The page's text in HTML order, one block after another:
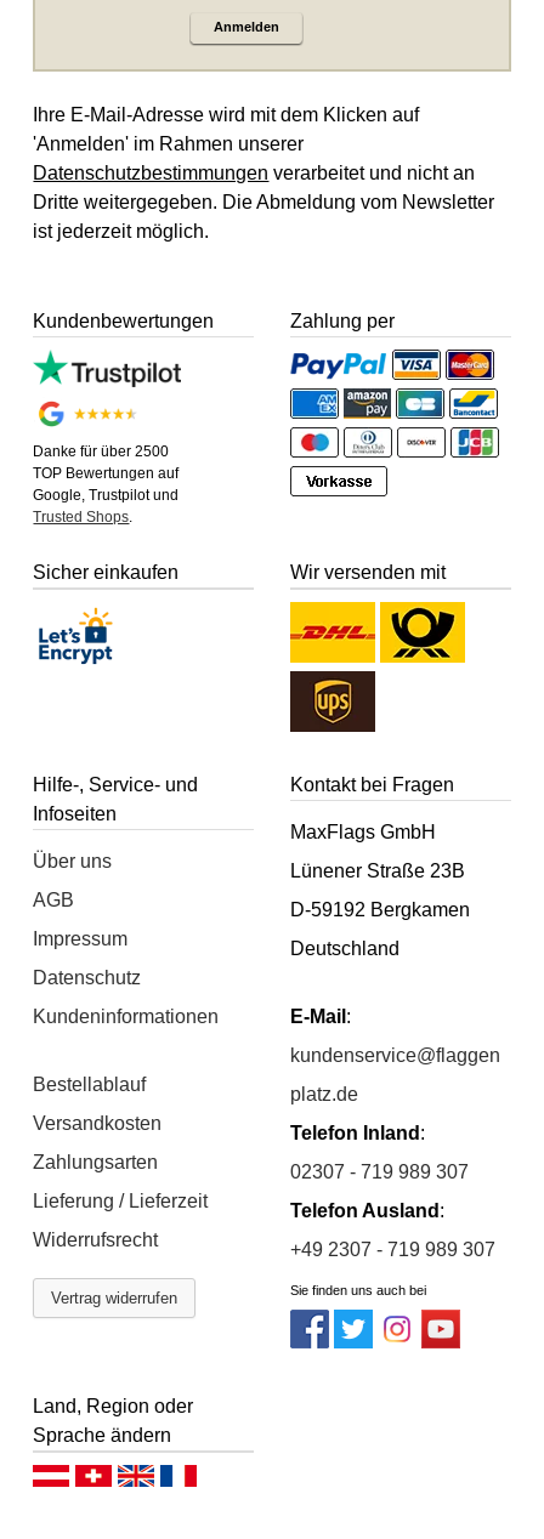
Anmelden
Ihre E-Mail-Adresse wird mit dem Klicken auf
'Anmelden' im Rahmen unserer
Datenschutzbestimmungen verarbeitet und nicht an
Dritte weitergegeben. Die Abmeldung vom Newsletter
ist jederzeit möglich.
Kundenbewertungen
Danke für über 2500
TOP Bewertungen auf
Google, Trustpilot und
Trusted Shops.
Zahlung per
Sicher einkaufen Wir versenden mit
Hilfe-, Service- und
Infoseiten
Über uns
AGB
Impressum
Datenschutz
Kundeninformationen
Bestellablauf
Versandkosten
Zahlungsarten
Lieferung / Lieferzeit
Widerrufsrecht
Vertrag widerrufen
Kontakt bei Fragen
MaxFlags GmbH
Lünener Straße 23B
D-59192 Bergkamen
Deutschland
E-Mail :
kundenservice@flaggen
platz.de
Telefon Inland :
02307 - 719 989 307
Telefon Ausland :
+49 2307 - 719 989 307
Sie finden uns auch bei
Land, Region oder
Sprache ändern
Deutsch (AT)Deutsch (CH)